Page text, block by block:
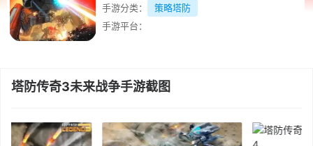
手游分类：
策略塔防
手游平台：
塔防传奇3未来战争手游截图